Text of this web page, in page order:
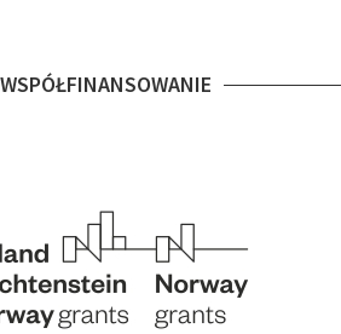
WSPÓŁFINANSOWANIE